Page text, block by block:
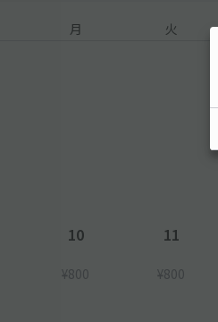
月 火
10
¥800
11
¥800